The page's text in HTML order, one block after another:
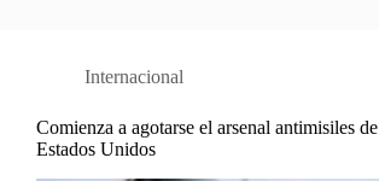
Internacional
Comienza a agotarse el arsenal antimisiles de
Estados Unidos